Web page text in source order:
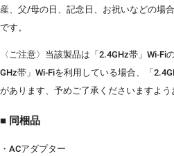
産、父/母の日、記念日、お祝いなどの場
です。
〈ご注意〉当該製品は「2.4GHz帯」Wi-Fi
GHz帯」Wi-Fiを利用している場合、「
があります、予めご了承くださいますよう
■ 同梱品
・ACアダプター